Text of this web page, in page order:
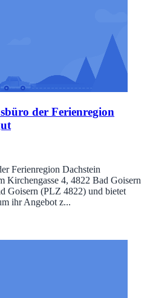
der Ferienregion
Ferienregion Dachstein
Kirchengasse 4, 4822 Bad Goisern
Goisern (PLZ 4822) und bietet
ihr Angebot z...